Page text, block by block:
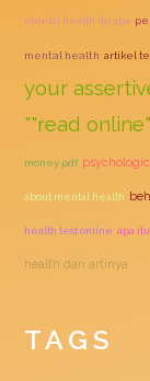
mental health itu apa
mental health artikel
your
""read
money pdf
about mental health
health test online apa
health dan artinya
TAGS